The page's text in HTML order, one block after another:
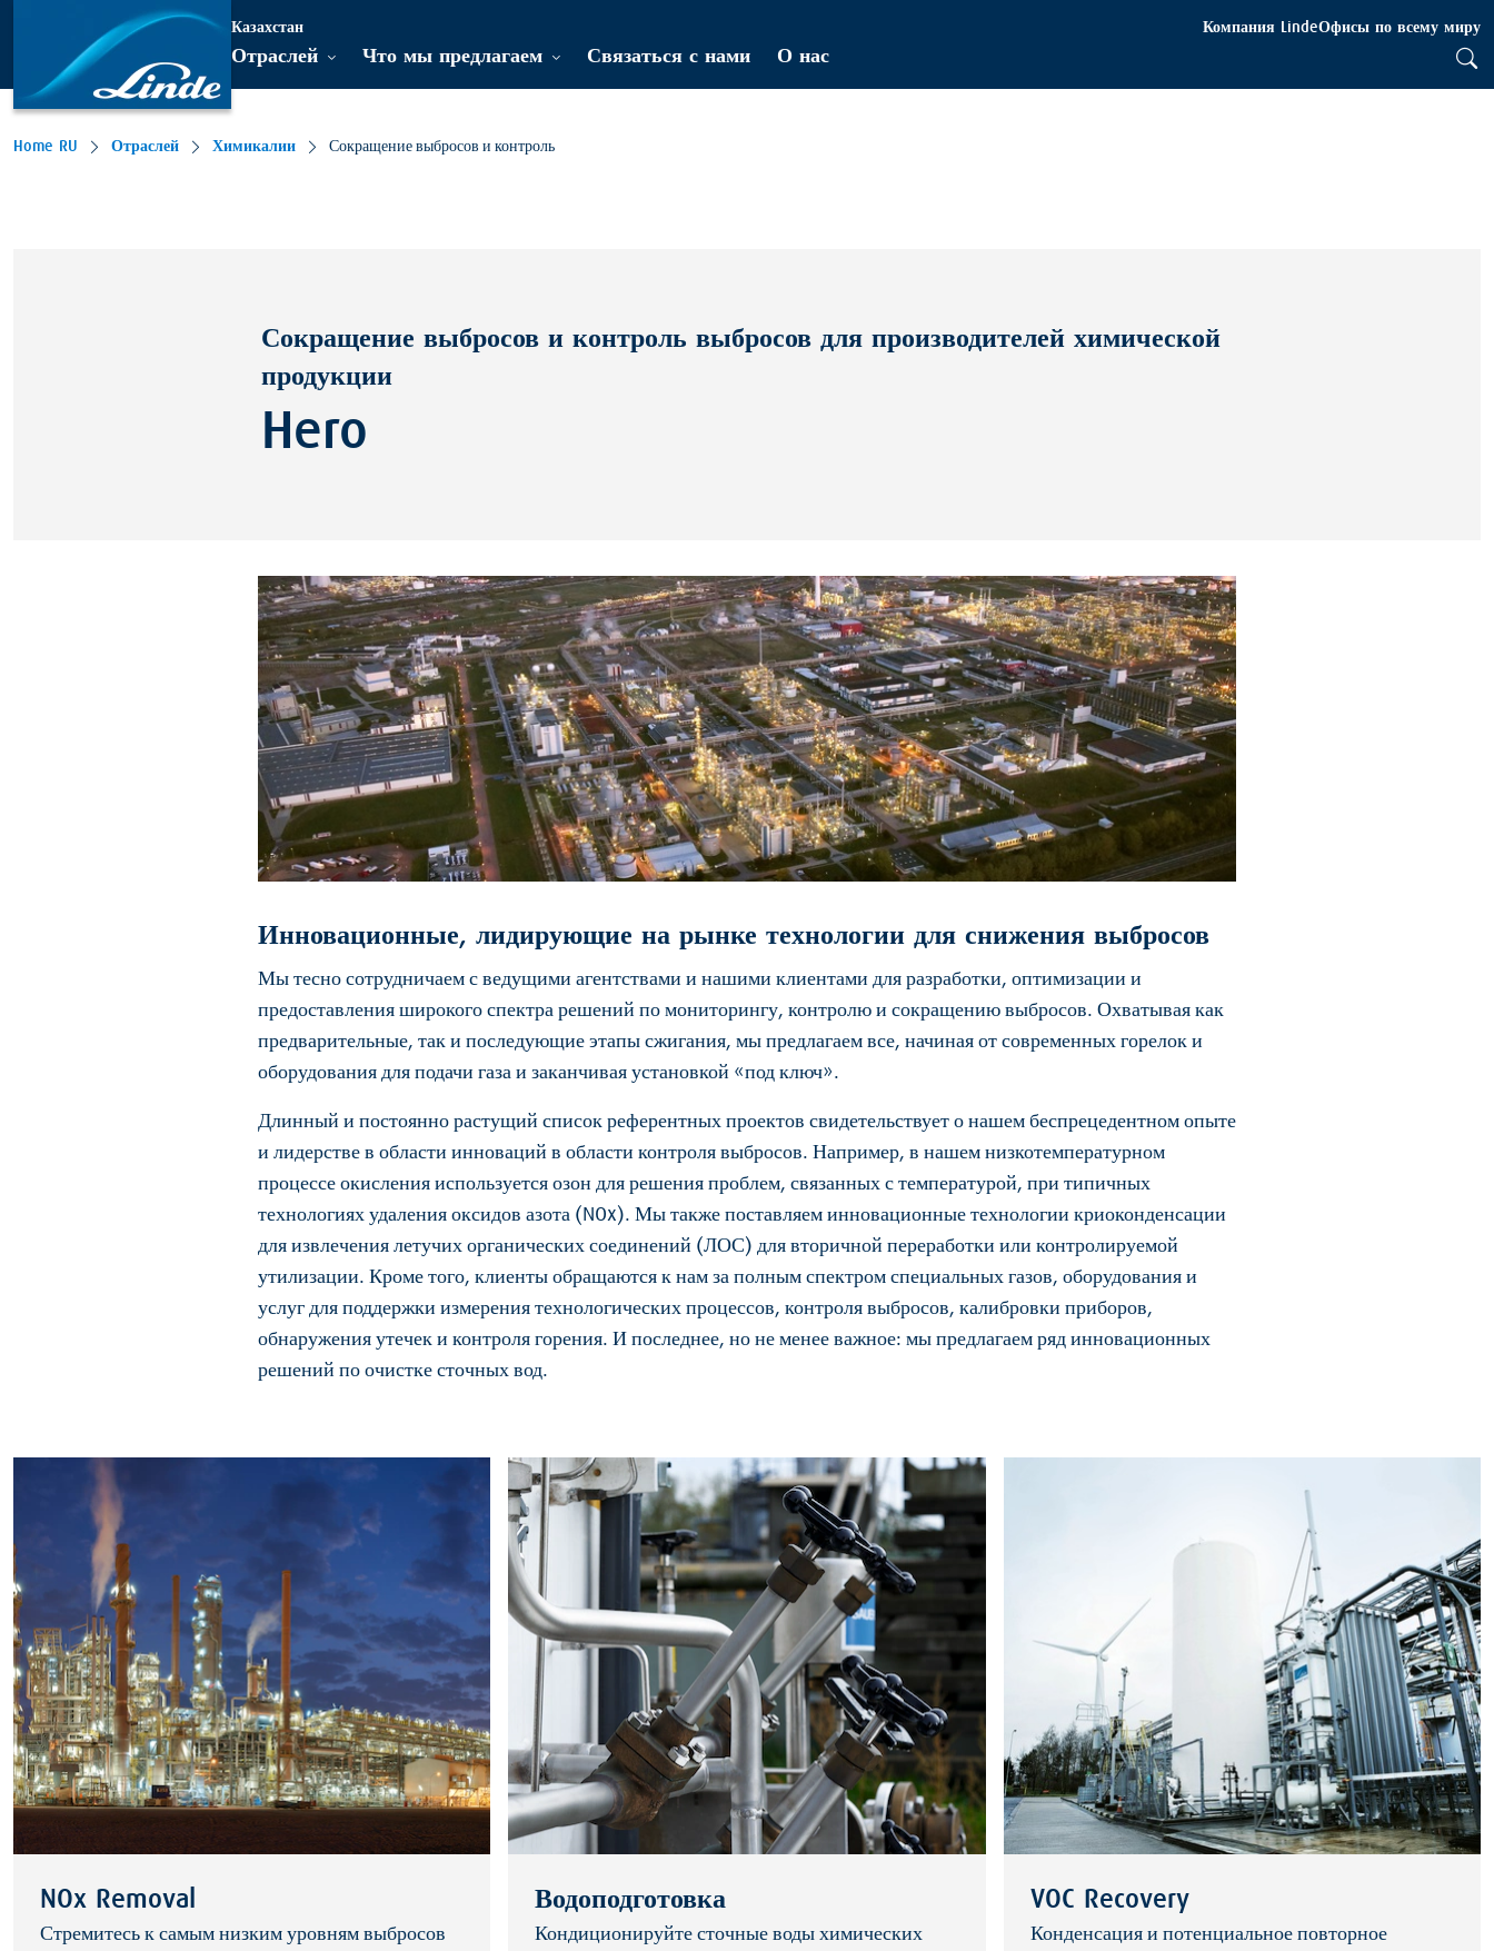
Казахстан Компания LindeОфисы по всему миру
Отраслей Что мы предлагаем Связаться с нами О нас
Home RU Отраслей Химикалии Сокращение выбросов и контроль
Сокращение выбросов и контроль выбросов для производителей химической
продукции
Hero
Инновационные, лидирующие на рынке технологии для снижения выбросов
Мы тесно сотрудничаем с ведущими агентствами и нашими клиентами для разработки, оптимизации и
предоставления широкого спектра решений по мониторингу, контролю и сокращению выбросов. Охватывая как
предварительные, так и последующие этапы сжигания, мы предлагаем все, начиная от современных горелок и
оборудования для подачи газа и заканчивая установкой «под ключ».
Длинный и постоянно растущий список референтных проектов свидетельствует о нашем беспрецедентном опыте
и лидерстве в области инноваций в области контроля выбросов. Например, в нашем низкотемпературном
процессе окисления используется озон для решения проблем, связанных с температурой, при типичных
технологиях удаления оксидов азота (NOx). Мы также поставляем инновационные технологии криоконденсации
для извлечения летучих органических соединений (ЛОС) для вторичной переработки или контролируемой
утилизации. Кроме того, клиенты обращаются к нам за полным спектром специальных газов, оборудования и
услуг для поддержки измерения технологических процессов, контроля выбросов, калибровки приборов,
обнаружения утечек и контроля горения. И последнее, но не менее важное: мы предлагаем ряд инновационных
решений по очистке сточных вод.
NOx Removal
Стремитесь к самым низким уровням выбросов
Водоподготовка
Кондиционируйте сточные воды химических
VOC Recovery
Конденсация и потенциальное повторное